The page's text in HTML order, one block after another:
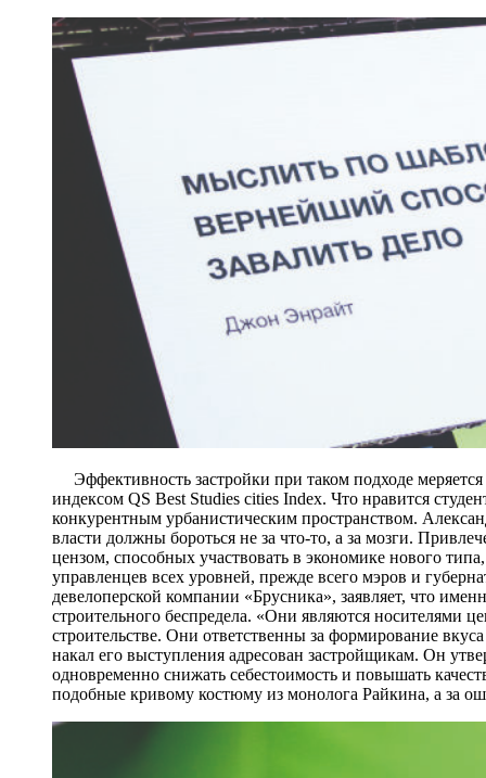
Эффективность застройки при таком подходе
индексом QS Best Studies cities Index. Что нравится
конкурентным урбанистическим пространством.
власти должны бороться не за что-то, а за мозги.
цензом, способных участвовать в экономике нового
управленцев всех уровней, прежде всего мэров и
девелоперской компании «Брусника», заявляет, что
строительного беспредела. «Они являются носителями
строительстве. Они ответственны за формирование
накал его выступления адресован застройщикам. Он
одновременно снижать себестоимость и повышать
подобные кривому костюму из монолога Райкина, а за